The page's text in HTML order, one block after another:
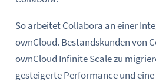
So arbeitet Collabora an einer
ownCloud. Bestandskunden von
ownCloud Infinite Scale zu
gesteigerte Performance und